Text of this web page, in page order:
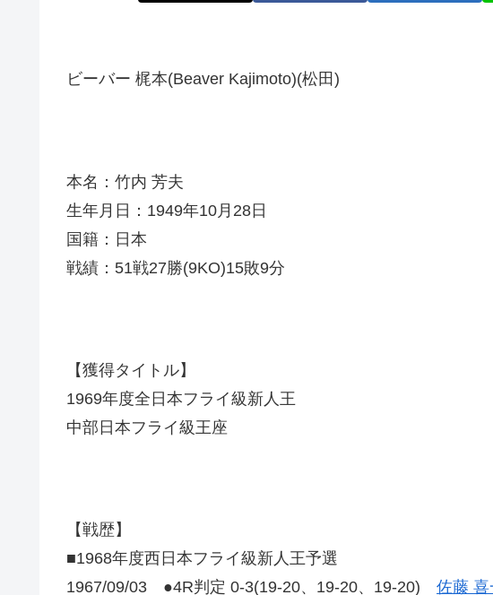
ビーバー 梶本(Beaver Kajimoto)(松田)
本名：竹内 芳夫
生年月日：1949年10月28日
国籍：日本
戦績：51戦27勝(9KO)15敗9分
【獲得タイトル】
1969年度全日本フライ級新人王
中部日本フライ級王座
【戦歴】
■1968年度西日本フライ級新人王予選
1967/09/03 ●4R判定 0-3(19-20、19-20、19-20) 佐藤 喜